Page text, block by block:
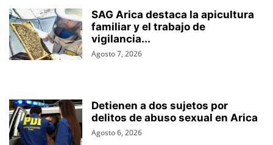
SAG Arica destaca la apicultura
familiar y el trabajo de
vigilancia...
Agosto 7, 2026
Detienen a dos sujetos por
delitos de abuso sexual en Arica
Agosto 6, 2026